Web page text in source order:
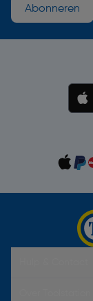
Abonneren